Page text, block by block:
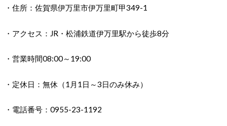
・住所：佐賀県伊万里市伊万里町甲349-1
・アクセス：JR・松浦鉄道伊万里駅から徒歩8分
・営業時間08:00～19:00
・定休日：無休（1月1日～3日のみ休み）
・電話番号：0955-23-1192